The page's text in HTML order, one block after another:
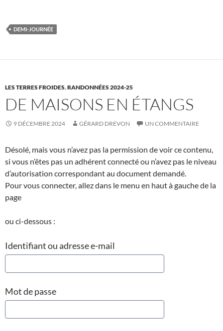
DEMI-JOURNÉE
LES TERRES FROIDES,RANDONNÉES 2024-25
DE MAISONS EN ÉTANGS
9 DÉCEMBRE 2024 GÉRARD DREVON UN COMMENTAIRE
Désolé, mais vous n’avez pas la permission de voir ce contenu,
si vous n’êtes pas un adhérent connecté ou n’avez pas le niveau
d’autorisation correspondant au document demandé.
Pour vous connecter, allez dans le menu en haut à gauche de la
page
ou ci-dessous :
Identifiant ou adresse e-mail
Mot de passe